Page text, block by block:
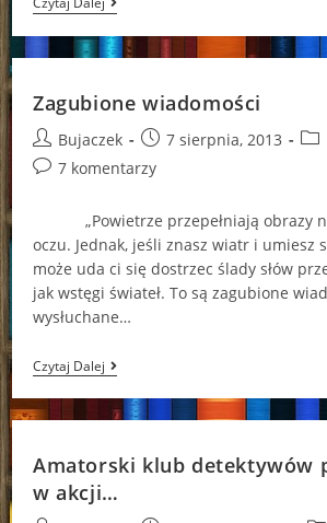
W
Twoich
Oczach
Niebo
Znika.”*
Zagubione wiadomości
Post
author:
Bujaczek
Post
published:
7 sierpnia, 2013
Post7 komentarzy
„Powietrze przepełniają obrazy
oczu. Jednak, jeśli znasz wiatr i umiesz
może uda ci się dostrzec ślady słów
jak wstęgi świateł. To są zagubione
wysłuchane…
Czytaj DalejZagubione
Wiadomości
Amatorski klub detektywów
w akcji…